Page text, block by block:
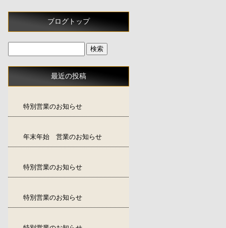
ブログトップ
最近の投稿
特別営業のお知らせ
年末年始 営業のお知らせ
特別営業のお知らせ
特別営業のお知らせ